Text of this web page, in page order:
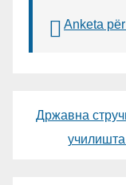
Anketa
Државна
училишта